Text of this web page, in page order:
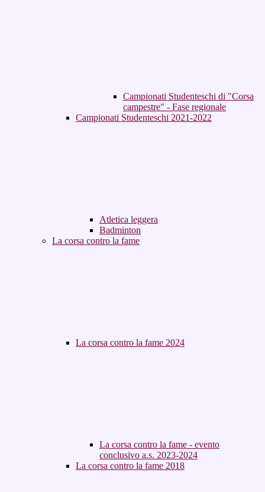
Campionati Studenteschi di "Corsa
campestre" - Fase regionale
Campionati Studenteschi 2021-2022
Atletica leggera
Badminton
La corsa contro la fame
La corsa contro la fame 2024
La corsa contro la fame - evento
conclusivo a.s. 2023-2024
La corsa contro la fame 2018